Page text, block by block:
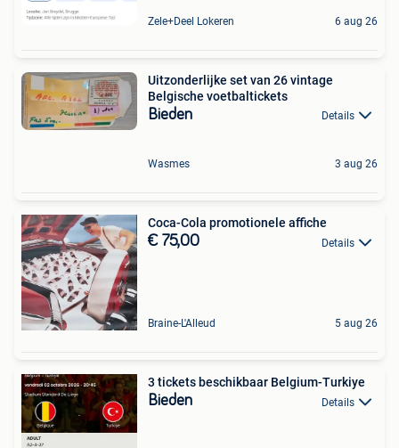
Zele+Deel Lokeren 6 aug 26
Uitzonderlijke set van 26 vintage
Belgische voetbaltickets
Bieden Details
Wasmes 3 aug 26
Coca-Cola promotionele affiche
€ 75,00 Details
Braine-L'Alleud 5 aug 26
3 tickets beschikbaar Belgium-Turkiye
Bieden Details